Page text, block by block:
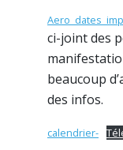
ci-joint des
beaucoup
des infos.
calendrier-